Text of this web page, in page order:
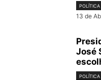
POLÍTICA
13 de
José
POLÍTICA